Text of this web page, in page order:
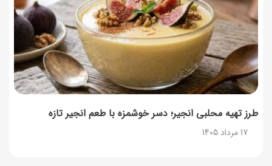
طرز تهیه محلبی انجیر؛ دسر خوشمزه با طعم انجیر تازه
17 مرداد 1405